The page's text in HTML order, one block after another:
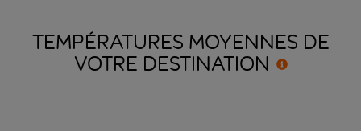
TEMPÉRATURES MOYENNES DE
VOTRE DESTINATION